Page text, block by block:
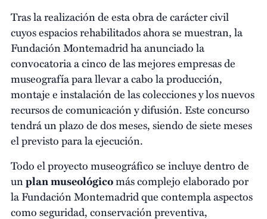
Tras la realización de esta obra de carácter civil
cuyos espacios rehabilitados ahora se muestran, la
Fundación Montemadrid ha anunciado la
convocatoria a cinco de las mejores empresas de
museografía para llevar a cabo la producción,
montaje e instalación de las colecciones y los nuevos
recursos de comunicación y difusión. Este concurso
tendrá un plazo de dos meses, siendo de siete meses
el previsto para la ejecución.
Todo el proyecto museográfico se incluye dentro de
unplan museológicomás complejo elaborado por
la Fundación Montemadrid que contempla aspectos
como seguridad, conservación preventiva,